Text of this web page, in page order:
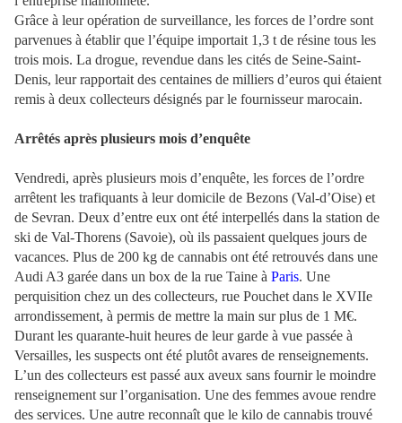
Grâce à leur opération de surveillance, les forces de l’ordre sont
parvenues à établir que l’équipe importait 1,3 t de résine tous les
trois mois. La drogue, revendue dans les cités de Seine-Saint-
Denis, leur rapportait des centaines de milliers d’euros qui étaient
remis à deux collecteurs désignés par le fournisseur marocain.
Arrêtés après plusieurs mois d’enquête
Vendredi, après plusieurs mois d’enquête, les forces de l’ordre
arrêtent les trafiquants à leur domicile de Bezons (Val-d’Oise) et
de Sevran. Deux d’entre eux ont été interpellés dans la station de
ski de Val-Thorens (Savoie), où ils passaient quelques jours de
vacances. Plus de 200 kg de cannabis ont été retrouvés dans une
Audi A3 garée dans un box de la rue Taine à Paris. Une
perquisition chez un des collecteurs, rue Pouchet dans le XVIIe
arrondissement, à permis de mettre la main sur plus de 1 M€.
Durant les quarante-huit heures de leur garde à vue passée à
Versailles, les suspects ont été plutôt avares de renseignements.
L’un des collecteurs est passé aux aveux sans fournir le moindre
renseignement sur l’organisation. Une des femmes avoue rendre
des services. Une autre reconnaît que le kilo de cannabis trouvé